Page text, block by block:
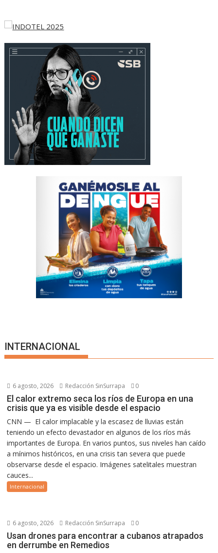
INTERNACIONAL
6 agosto, 2026 Redacción SinSurrapa 0
El calor extremo seca los ríos de Europa en una
crisis que ya es visible desde el espacio
CNN — El calor implacable y la escasez de lluvias están
teniendo un efecto devastador en algunos de los ríos más
importantes de Europa. En varios puntos, sus niveles han caído
a mínimos históricos, en una crisis tan severa que puede
observarse desde el espacio. Imágenes satelitales muestran
cauces...
Internacional
6 agosto, 2026 Redacción SinSurrapa 0
Usan drones para encontrar a cubanos atrapados
en derrumbe en Remedios